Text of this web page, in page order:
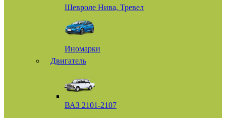
Шевроле Нива, Тревел
Иномарки
Двигатель
ВАЗ 2101-2107